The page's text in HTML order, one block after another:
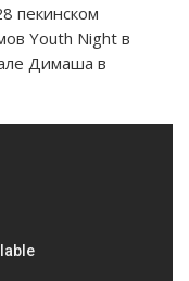
пекинском
Youth Night в
Димаша в